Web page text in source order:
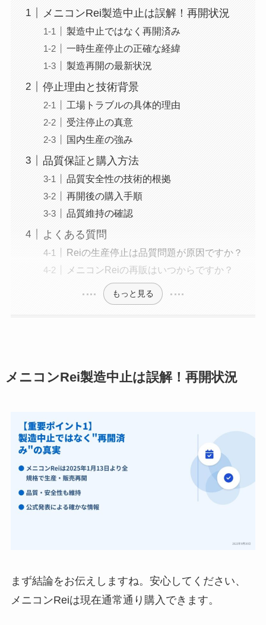
メニコンRei製造中止は誤解！再開状況
製造中止ではなく再開済み
一時生産停止の正確な経緯
製造再開の最新状況
停止理由と技術背景
工場トラブルの具体的理由
受注停止の真意
国内生産の強み
品質保証と購入方法
品質安全性の技術的根拠
再開後の購入手順
品質維持の確認
よくある質問
Reiの生産停止は品質問題が原因ですか？
メニコンReiの再販はいつからですか？
もっと見る
メニコンRei製造中止は誤解！再開状況
まず結論をお伝えしますね。安心してください、
メニコンReiは現在通常通り購入できます。